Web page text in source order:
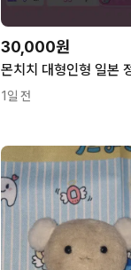
30,000원
몬치치 대형인형 일본
1일 전